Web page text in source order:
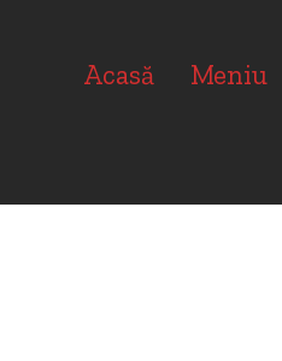
Acasă Meniu